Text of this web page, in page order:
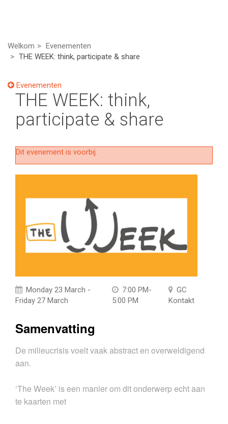
Welkom
Evenementen
THE WEEK: think, participate & share
Evenementen
THE WEEK: think,
participate & share
Dit evenement is voorbij.
Monday 23 March -
Friday 27 March
7:00 PM-
5:00 PM
GC
Kontakt
Samenvatting
De milieucrisis voelt vaak abstract en overweldigend
aan.
‘The Week’ is een manier om dit onderwerp echt aan
te kaarten met